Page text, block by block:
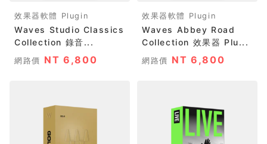
效果器軟體 Plugin
Waves Studio Classics
Collection 錄音...
網路價 NT 6,800
效果器軟體 Plugin
Waves Abbey Road
Collection 效果器 Plu...
網路價 NT 6,800